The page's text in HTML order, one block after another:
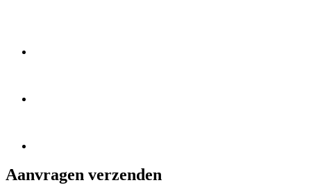
Aanvragen verzenden